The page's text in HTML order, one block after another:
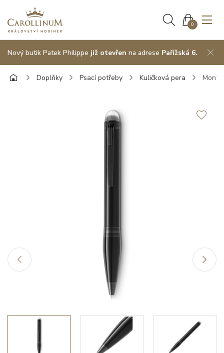
0
Nový butik Patek Philippe již otevřen na adrese Pařížská 6.
Doplňky Psací potřeby Kuličková pera